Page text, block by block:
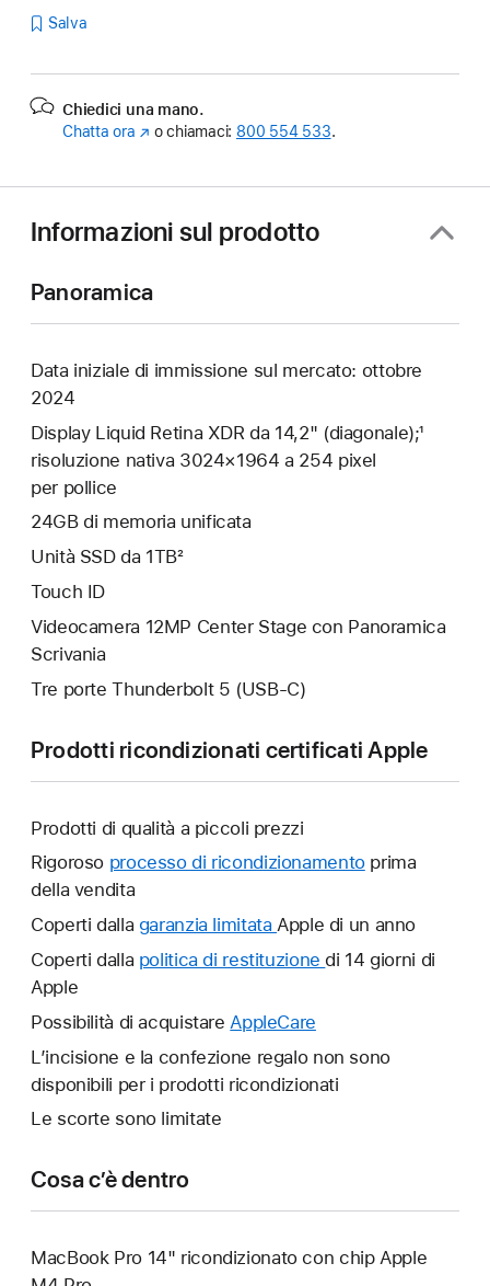
Salva
Chiedici una mano.
Chatta ora (Si
nuova
finestra)
o chiamaci: 800 554 533.
Informazioni sul prodotto
Panoramica
Data iniziale di immissione sul mercato: ottobre
2024
Display Liquid Retina XDR da 14,2" (diagonale);¹
risoluzione nativa 3024×1964 a 254 pixel
per pollice
24GB di memoria unificata
Unità SSD da 1TB²
Touch ID
Videocamera 12MP Center Stage con Panoramica
Scrivania
Tre porte Thunderbolt 5 (USB‑C)
Prodotti ricondizionati certificati Apple
Prodotti di qualità a piccoli prezzi
Rigoroso processo di ricondizionamentoprima
della vendita
Coperti dalla garanzia limitataVerrà
aperta
Apple di un anno
Coperti dalla politica di restituzione Verrà
di 14 giorni di
Apple
Possibilità di acquistare AppleCare
aperta
un’altra
L’incisione e la confezione regalo non sono
disponibili per i prodotti ricondizionati
Le scorte sono limitate
Cosa c’è dentro
MacBook Pro 14" ricondizionato con chip Apple